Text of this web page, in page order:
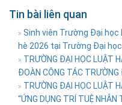
Tin bài liên quan
» Sinh viên Trường Đại học
hè 2026 tại Trường Đại học...
» TRƯỜNG ĐẠI HỌC LUẬT
ĐOÀN CÔNG TÁC TRƯỜNG
» TRƯỜNG ĐẠI HỌC LUẬT
“ỨNG DỤNG TRÍ TUỆ NHÂN